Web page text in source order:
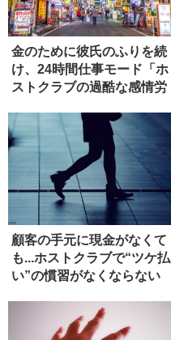
金のために彼氏のふりを続
け、24時間仕事モード「ホ
ストクラブの過酷な感情労
顧客の手元に現金がなくて
も...ホストクラブで“ツケ払
い”の慣習がなくならない